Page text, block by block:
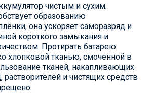
чистым и сухим.
образованию
она ускоряет саморазряд и
короткого замыкания и
Протирать батарею
хлопковой тканью, смоченной в
тканей, накапливающих
растворителей и чистящих средств